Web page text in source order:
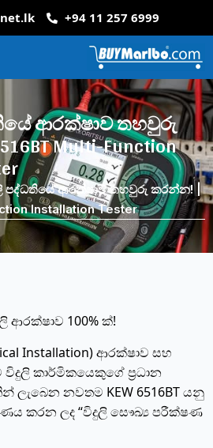
+94 11 257 6999
ආරක්ෂාව තහවුරු
Multi-Function
පද්ධතියේ ආරක්ෂාව තහවුරු කරන්න! |
Installation Tester
100% ක්!
Installation) ආරක්ෂාව සහ
විදුලි කාර්මිකයෙකුගේ ප්‍රධාන
ලැබෙන නවතම KEW 6516BT යනු
කරන ලද “විදුලි සෞඛ්‍ය පරීක්ෂණ